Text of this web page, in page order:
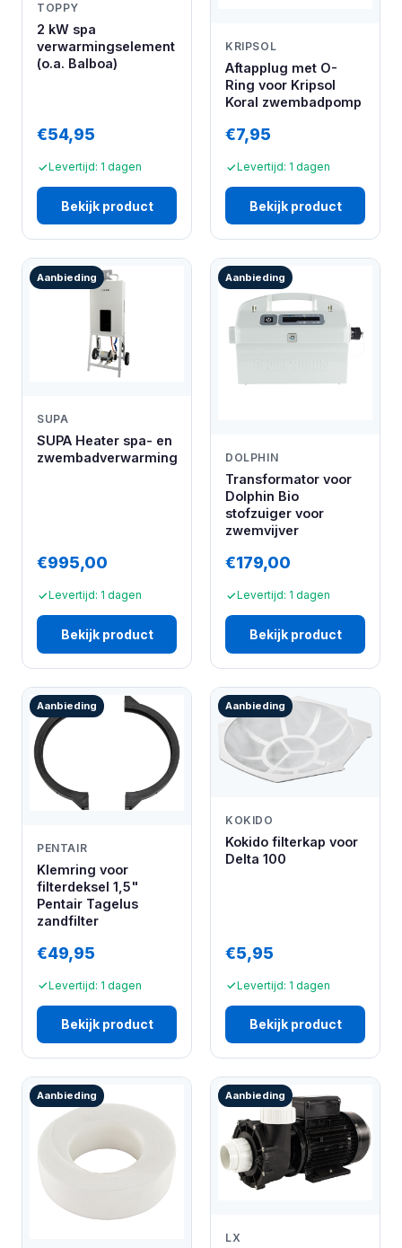
TOPPY
2 kW spa
verwarmingselement
(o.a. Balboa)
€54,95
Levertijd: 1 dagen
Bekijk product
KRIPSOL
Aftapplug met O-
Ring voor Kripsol
Koral zwembadpomp
€7,95
Levertijd: 1 dagen
Bekijk product
Aanbieding
SUPA
SUPA Heater spa- en
zwembadverwarming
€995,00
Levertijd: 1 dagen
Bekijk product
Aanbieding
DOLPHIN
Transformator voor
Dolphin Bio
stofzuiger voor
zwemvijver
€179,00
Levertijd: 1 dagen
Bekijk product
Aanbieding
PENTAIR
Klemring voor
filterdeksel 1,5"
Pentair Tagelus
zandfilter
€49,95
Levertijd: 1 dagen
Bekijk product
Aanbieding
KOKIDO
Kokido filterkap voor
Delta 100
€5,95
Levertijd: 1 dagen
Bekijk product
Aanbieding Aanbieding
LX